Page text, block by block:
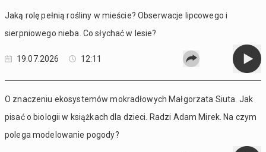
Jaką rolę pełnią rośliny w mieście? Obserwacje lipcowego i
sierpniowego nieba. Co słychać w lesie?
19.07.2026 12:11
O znaczeniu ekosystemów mokradłowych Małgorzata Siuta. Jak
pisać o biologii w książkach dla dzieci. Radzi Adam Mirek. Na czym
polega modelowanie pogody?